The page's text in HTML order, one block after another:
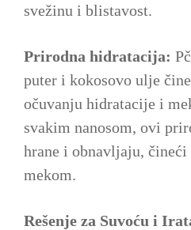
svežinu i blistavost.
Prirodna hidratacija:
puter i kokosovo ulje
očuvanju hidratacije i
svakim nanosom, ovi
hrane i obnavljaju,
mekom.
Rešenje za Suvoću i